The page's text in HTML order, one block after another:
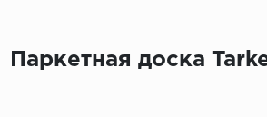
Плинтус
Паркетная доска